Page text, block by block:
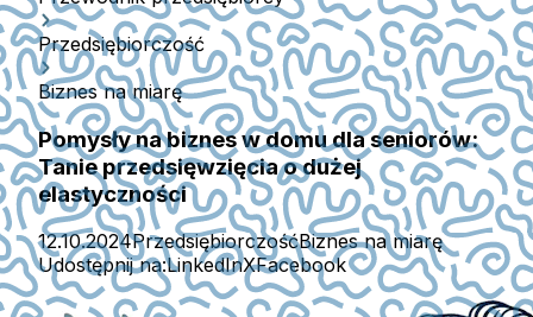
Przedsiębiorczość
Biznes na miarę
Pomysły na biznes w domu dla seniorów:
Tanie przedsięwzięcia o dużej
elastyczności
12.10.2024PrzedsiębiorczośćBiznes na miarę
Udostępnij na:LinkedInXFacebook